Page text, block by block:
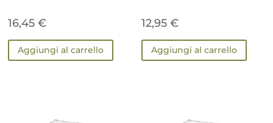
16,45€
Aggiungi al carrello
12,95€
Aggiungi al carrello